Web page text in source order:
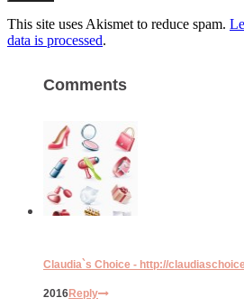
This site uses Akismet to reduce spam.
data is processed.
Comments
Claudia`s Choice - http://
2016Reply